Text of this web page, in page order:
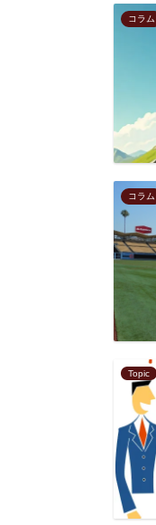
コラム
コラム
Topic